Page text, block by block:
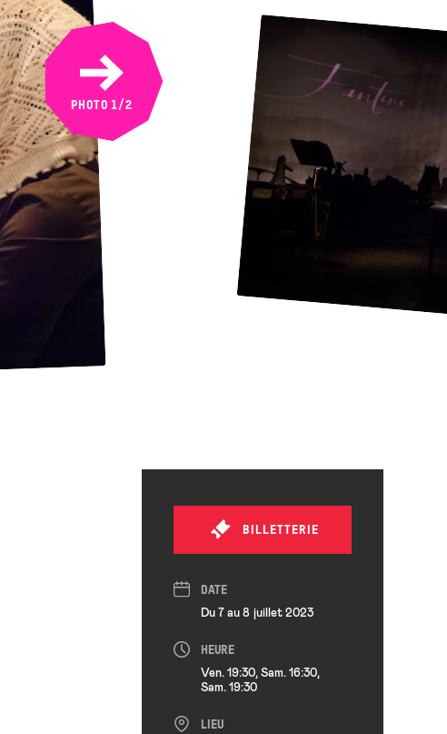
PHOTO 1/2
NEXT
DATE
Du 7 au 8 juillet 2023
HEURE
Ven. 19:30, Sam. 16:30,
Sam. 19:30
LIEU
BILLETTERIE